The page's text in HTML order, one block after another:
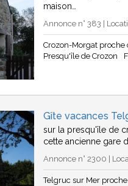
maison…
Annonce n° 383 |
Crozon-Morgat
Presqu'île de Crozon
Gîte vacances
sur la presqu'île de
cette ancienne gare
Annonce n° 2300 |
Telgruc sur Mer